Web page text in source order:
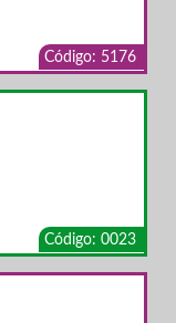
Código: 5176
Código: 0023